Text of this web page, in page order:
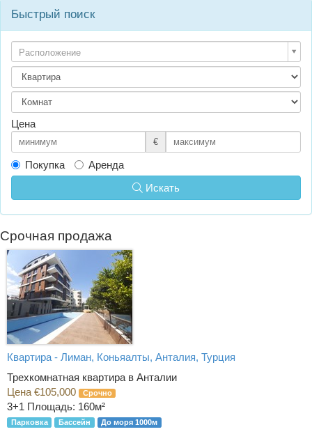
Быстрый поиск
Расположение
Цена
€
Покупка
Аренда
Искать
Срочная продажа
Квартира - Лиман, Коньяалты, Анталия, Турция
Трехкомнатная квартира в Анталии
Цена €105,000
Срочно
3+1 Площадь: 160м²
Парковка Бассейн До моря 1000м